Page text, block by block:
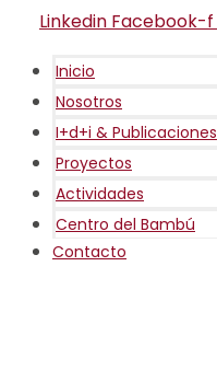
Linkedin Facebook-f
Inicio
Nosotros
I+d+i & Publicaciones
Proyectos
Actividades
Centro del Bambú
Contacto